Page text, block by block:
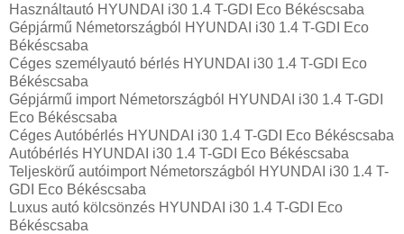
Használtautó HYUNDAI i30 1.4 T-GDI Eco Békéscsaba
Gépjármű Németországból HYUNDAI i30 1.4 T-GDI Eco
Békéscsaba
Céges személyautó bérlés HYUNDAI i30 1.4 T-GDI Eco
Békéscsaba
Gépjármű import Németországból HYUNDAI i30 1.4 T-GDI
Eco Békéscsaba
Céges Autóbérlés HYUNDAI i30 1.4 T-GDI Eco Békéscsaba
Autóbérlés HYUNDAI i30 1.4 T-GDI Eco Békéscsaba
Teljeskörű autóimport Németországból HYUNDAI i30 1.4 T-
GDI Eco Békéscsaba
Luxus autó kölcsönzés HYUNDAI i30 1.4 T-GDI Eco
Békéscsaba